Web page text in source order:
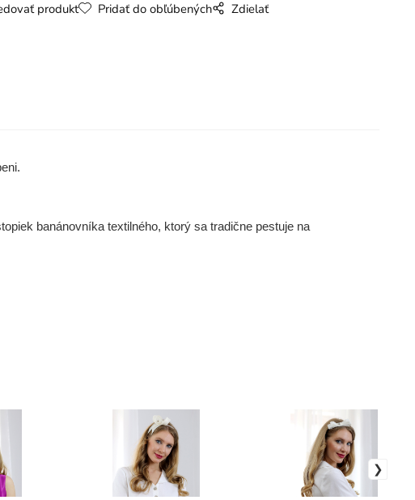
produkt Pridať do obľúbených Zdielať
banánovníka textilného, ktorý sa tradične pestuje na